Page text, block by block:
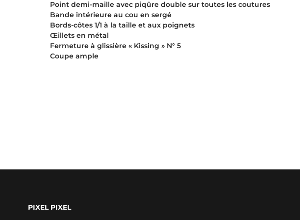
Point demi-maille avec piqûre double sur toutes les coutures
Bande intérieure au cou en sergé
Bords-côtes 1/1 à la taille et aux poignets
Œillets en métal
Fermeture à glissière « Kissing » N° 5
Coupe ample
PIXEL PIXEL